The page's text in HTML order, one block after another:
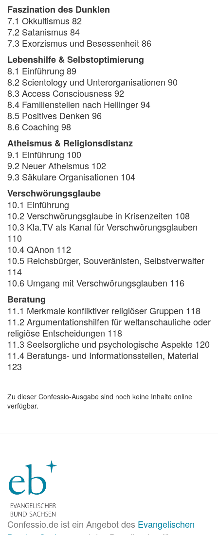
Faszination des Dunklen
7.1 Okkultismus 82
7.2 Satanismus 84
7.3 Exorzismus und Besessenheit 86
Lebenshilfe & Selbstoptimierung
8.1 Einführung 89
8.2 Scientology und Unterorganisationen 90
8.3 Access Consciousness 92
8.4 Familienstellen nach Hellinger 94
8.5 Positives Denken 96
8.6 Coaching 98
Atheismus & Religionsdistanz
9.1 Einführung 100
9.2 Neuer Atheismus 102
9.3 Säkulare Organisationen 104
Verschwörungsglaube
10.1 Einführung
10.2 Verschwörungsglaube in Krisenzeiten 108
10.3 Kla.TV als Kanal für Verschwörungsglauben
110
10.4 QAnon 112
10.5 Reichsbürger, Souveränisten, Selbstverwalter
114
10.6 Umgang mit Verschwörungsglauben 116
Beratung
11.1 Merkmale konfliktiver religiöser Gruppen 118
11.2 Argumentationshilfen für weltanschauliche oder
religiöse Entscheidungen 118
11.3 Seelsorgliche und psychologische Aspekte 120
11.4 Beratungs- und Informationsstellen, Material
123
Zu dieser Confessio-Ausgabe sind noch keine Inhalte online
verfügbar.
Confessio.de ist ein Angebot des Evangelischen